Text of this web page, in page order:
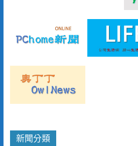
新聞分類